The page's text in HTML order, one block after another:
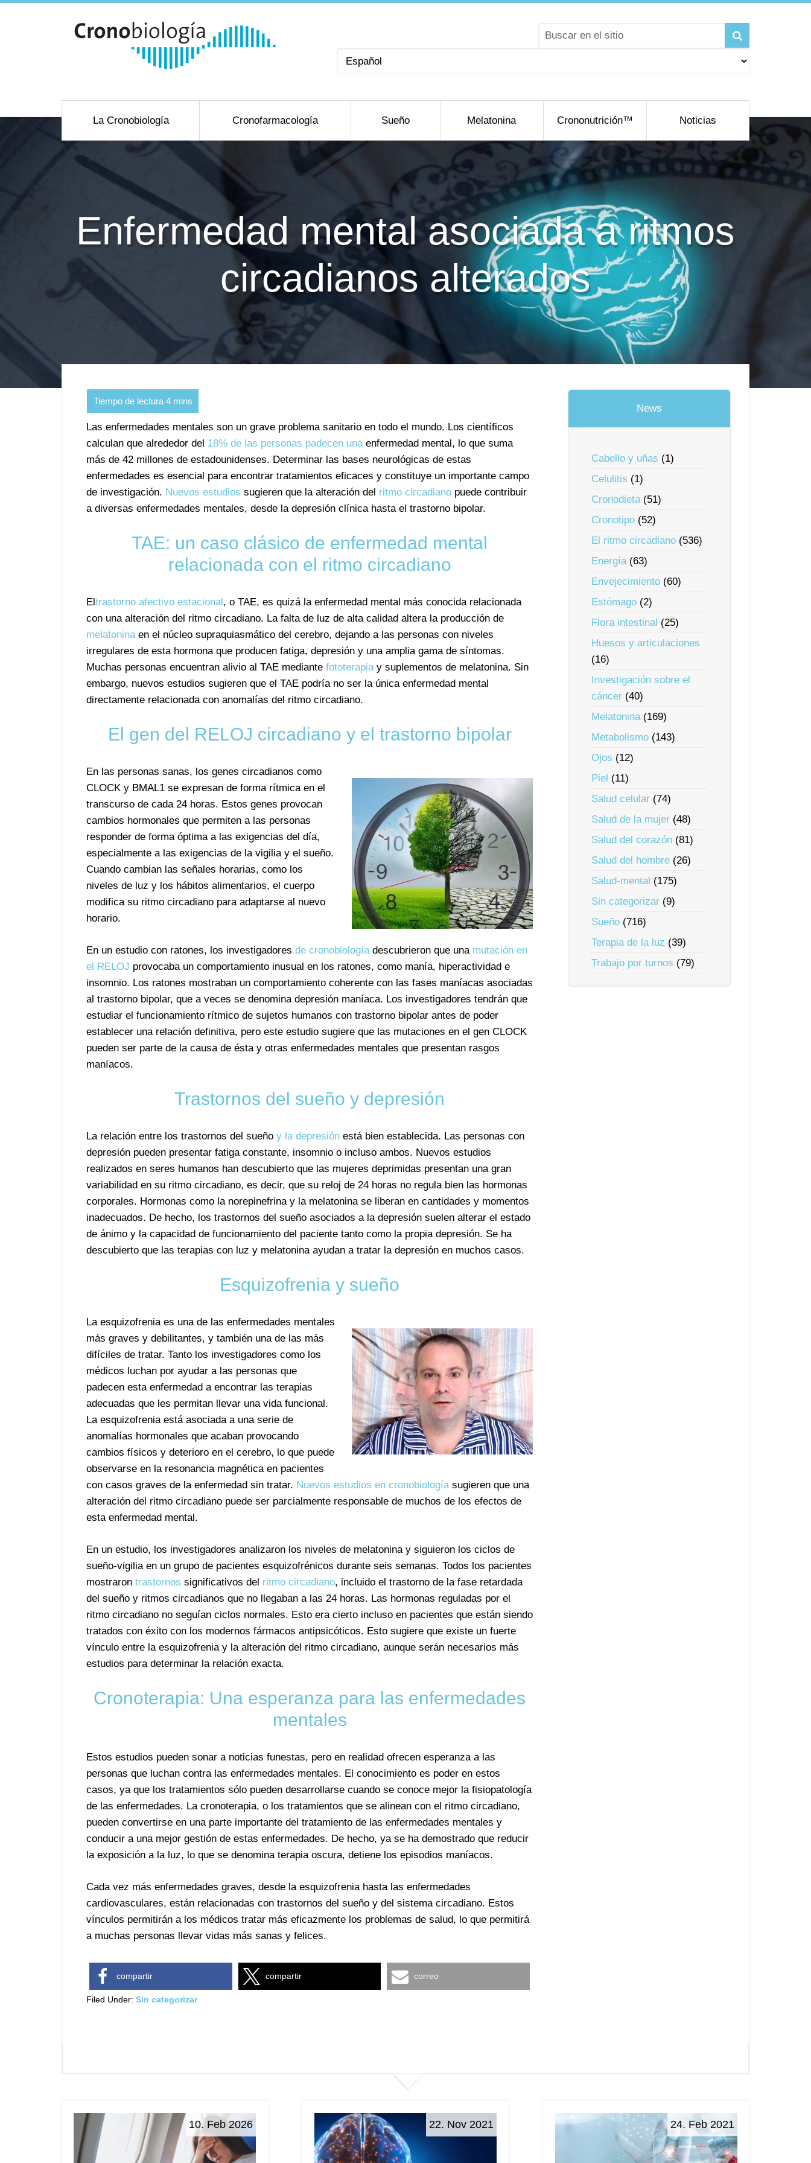
Elegir
La Cronobiología Cronofarmacología Sueño Melatonina Crononutrición™ Noticias
Enfermedad mental asociada a ritmos
circadianos alterados
Las enfermedades mentales son un grave problema sanitario en todo el mundo. Los científicos
calculan que alrededor del 18% de las personas padecen unaenfermedad mental, lo que suma
más de 42 millones de estadounidenses. Determinar las bases neurológicas de estas
enfermedades es esencial para encontrar tratamientos eficaces y constituye un importante campo
de investigación. Nuevos estudios sugieren que la alteración del ritmo circadiano puede contribuir
a diversas enfermedades mentales, desde la depresión clínica hasta el trastorno bipolar.
TAE: un caso clásico de enfermedad mental
relacionada con el ritmo circadiano
Eltrastorno afectivo estacional, o TAE, es quizá la enfermedad mental más conocida relacionada
con una alteración del ritmo circadiano. La falta de luz de alta calidad altera la producción de
melatoninaen el núcleo supraquiasmático del cerebro, dejando a las personas con niveles
irregulares de esta hormona que producen fatiga, depresión y una amplia gama de síntomas.
Muchas personas encuentran alivio al TAE mediante fototerapia y suplementos de melatonina. Sin
embargo, nuevos estudios sugieren que el TAE podría no ser la única enfermedad mental
directamente relacionada con anomalías del ritmo circadiano.
El gen del RELOJ circadiano y el trastorno bipolar
En las personas sanas, los genes circadianos como
CLOCK y BMAL1 se expresan de forma rítmica en el
transcurso de cada 24 horas. Estos genes provocan
cambios hormonales que permiten a las personas
responder de forma óptima a las exigencias del día,
especialmente a las exigencias de la vigilia y el sueño.
Cuando cambian las señales horarias, como los
niveles de luz y los hábitos alimentarios, el cuerpo
modifica su ritmo circadiano para adaptarse al nuevo
horario.
En un estudio con ratones, los investigadores de cronobiologíadescubrieron que una mutación en
el RELOJ provocaba un comportamiento inusual en los ratones, como manía, hiperactividad e
insomnio. Los ratones mostraban un comportamiento coherente con las fases maníacas asociadas
al trastorno bipolar, que a veces se denomina depresión maníaca. Los investigadores tendrán que
estudiar el funcionamiento rítmico de sujetos humanos con trastorno bipolar antes de poder
establecer una relación definitiva, pero este estudio sugiere que las mutaciones en el gen CLOCK
pueden ser parte de la causa de ésta y otras enfermedades mentales que presentan rasgos
maníacos.
Trastornos del sueño y depresión
La relación entre los trastornos del sueño y la depresión está bien establecida. Las personas con
depresión pueden presentar fatiga constante, insomnio o incluso ambos. Nuevos estudios
realizados en seres humanos han descubierto que las mujeres deprimidas presentan una gran
variabilidad en su ritmo circadiano, es decir, que su reloj de 24 horas no regula bien las hormonas
corporales. Hormonas como la norepinefrina y la melatonina se liberan en cantidades y momentos
inadecuados. De hecho, los trastornos del sueño asociados a la depresión suelen alterar el estado
de ánimo y la capacidad de funcionamiento del paciente tanto como la propia depresión. Se ha
descubierto que las terapias con luz y melatonina ayudan a tratar la depresión en muchos casos.
Esquizofrenia y sueño
La esquizofrenia es una de las enfermedades mentales
más graves y debilitantes, y también una de las más
difíciles de tratar. Tanto los investigadores como los
médicos luchan por ayudar a las personas que
padecen esta enfermedad a encontrar las terapias
adecuadas que les permitan llevar una vida funcional.
La esquizofrenia está asociada a una serie de
anomalías hormonales que acaban provocando
cambios físicos y deterioro en el cerebro, lo que puede
observarse en la resonancia magnética en pacientes
con casos graves de la enfermedad sin tratar. Nuevos estudios en cronobiologíasugieren que una
alteración del ritmo circadiano puede ser parcialmente responsable de muchos de los efectos de
esta enfermedad mental.
En un estudio, los investigadores analizaron los niveles de melatonina y siguieron los ciclos de
sueño-vigilia en un grupo de pacientes esquizofrénicos durante seis semanas. Todos los pacientes
mostraron trastornos significativos del ritmo circadiano, incluido el trastorno de la fase retardada
del sueño y ritmos circadianos que no llegaban a las 24 horas. Las hormonas reguladas por el
ritmo circadiano no seguían ciclos normales. Esto era cierto incluso en pacientes que están siendo
tratados con éxito con los modernos fármacos antipsicóticos. Esto sugiere que existe un fuerte
vínculo entre la esquizofrenia y la alteración del ritmo circadiano, aunque serán necesarios más
estudios para determinar la relación exacta.
Cronoterapia: Una esperanza para las enfermedades
mentales
Estos estudios pueden sonar a noticias funestas, pero en realidad ofrecen esperanza a las
personas que luchan contra las enfermedades mentales. El conocimiento es poder en estos
casos, ya que los tratamientos sólo pueden desarrollarse cuando se conoce mejor la fisiopatología
de las enfermedades. La cronoterapia, o los tratamientos que se alinean con el ritmo circadiano,
pueden convertirse en una parte importante del tratamiento de las enfermedades mentales y
conducir a una mejor gestión de estas enfermedades. De hecho, ya se ha demostrado que reducir
la exposición a la luz, lo que se denomina terapia oscura, detiene los episodios maníacos.
Cada vez más enfermedades graves, desde la esquizofrenia hasta las enfermedades
cardiovasculares, están relacionadas con trastornos del sueño y del sistema circadiano. Estos
vínculos permitirán a los médicos tratar más eficazmente los problemas de salud, lo que permitirá
a muchas personas llevar vidas más sanas y felices.
compartir compartir correo
Filed Under: Sin categorizar
News
Cabello y uñas (1)
Celulitis (1)
Cronodieta(51)
Cronotipo (52)
El ritmo circadiano (536)
Energía(63)
Envejecimiento (60)
Estómago (2)
Flora intestinal (25)
Huesos y articulaciones
(16)
Investigación sobre el
cáncer (40)
Melatonina(169)
Metabolismo (143)
Ojos (12)
Piel (11)
Salud celular (74)
Salud de la mujer (48)
Salud del corazón (81)
Salud del hombre (26)
Salud-mental (175)
Sin categorizar (9)
Sueño (716)
Terapia de la luz (39)
Trabajo por turnos (79)
10. Feb 2026 22. Nov 2021 24. Feb 2021